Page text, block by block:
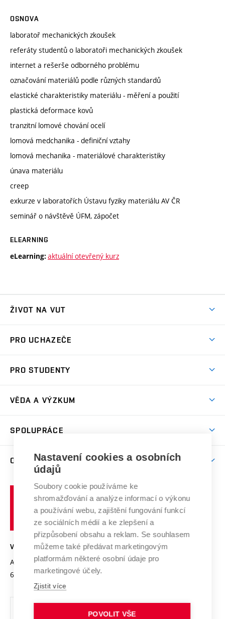
OSNOVA
laboratoř mechanických zkoušek
referáty studentů o laboratoři mechanických zkoušek
internet a rešerše odborného problému
označování materiálů podle různých standardů
elastické charakteristiky materiálu - měření a použití
plastická deformace kovů
tranzitní lomové chování ocelí
lomová medchanika - definiční vztahy
lomová mechanika - materiálové charakteristiky
únava materiálu
creep
exkurze v laboratořích Ústavu fyziky materiálu AV ČR
seminář o návštěvě ÚFM, zápočet
ELEARNING
eLearning: aktuální otevřený kurz
ŽIVOT NA VUT
Koleje
Sport na VUT
Brno
PRO UCHAZEČE
Dny otevřených dveří
Celoživotní vzdělávání
E-přihláška
PRO STUDENTY
Harmonogram akademického roku
Závěrečné práce
Doktorské studium
Zpracování osobních údajů studentů
Sociální bezpečí
Studium bez bariér
Podpora podnikání
VĚDA A VÝZKUM
Mezinárodní vědecká rada
Systém zajišťování kvality výzkumu
Výzkumné infrastruktury
Transfer znalostí
Open Science
Projekty
Projekty ze strukturálních fondů
Specifický výzkum
SPOLUPRÁCE
Zahraniční spolupráce
Spolupráce se školami
Služby univerzity
Mezinárodní dohody
Univerzitní sítě
O UNIVERZITĚ
Profil univerzity
Udržitelná univerzita
Podnikavá univerzita / ContriBUTe
Bezpečná univerzita
Vyznamenání
Organizační struktura
Ochrana osobních údajů
učení
technické
VYSOKÉ UČENÍ TECHNICKÉ V BRNĚ
Antonínská 548/1
602 00 Brno
www.vut.cz
vut@vutbr.cz
Nastavení cookies a osobních
údajů
Soubory cookie používáme ke
shromažďování a analýze informací o výkonu
a používání webu, zajištění fungování funkcí
ze sociálních médií a ke zlepšení a
přizpůsobení obsahu a reklam. Se souhlasem
můžeme také předávat marketingovým
platformám některé osobní údaje pro
marketingové účely.
Zjistit více
POVOLIT VŠE